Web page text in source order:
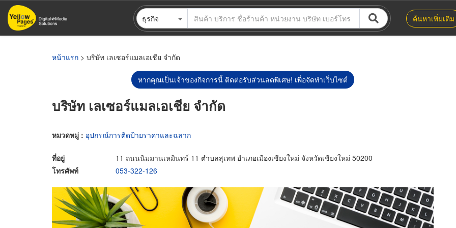
ข้าม
ไป
ธุรกิจ ค้นหาเพิ่มเติม
หน้าแรก > บริษัท เลเซอร์แมลเอเชีย จำกัด
หากคุณเป็นเจ้าของกิจการนี้ ติดต่อรับส่วนลดพิเศษ! เพื่อจัดทำเว็บไซต์
บริษัท เลเซอร์แมลเอเชีย จำกัด
หมวดหมู่ : อุปกรณ์การติดป้ายราคาและฉลาก
ที่อยู่
11 ถนนนิมมานเหมินทร์ 11 ตำบลสุเทพ อำเภอเมืองเชียงใหม่ จังหวัดเชียงใหม่ 50200
โทรศัพท์
053-322-126